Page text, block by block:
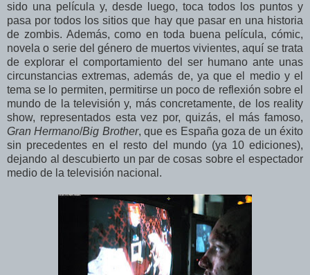
sido una película y, desde luego, toca todos los puntos y
pasa por todos los sitios que hay que pasar en una historia
de zombis. Además, como en toda buena película, cómic,
novela o serie del género de muertos vivientes, aquí se trata
de explorar el comportamiento del ser humano ante unas
circunstancias extremas, además de, ya que el medio y el
tema se lo permiten, permitirse un poco de reflexión sobre el
mundo de la televisión y, más concretamente, de los reality
show, representados esta vez por, quizás, el más famoso,
Gran Hermano/Big Brother, que es España goza de un éxito
sin precedentes en el resto del mundo (ya 10 ediciones),
dejando al descubierto un par de cosas sobre el espectador
medio de la televisión nacional.